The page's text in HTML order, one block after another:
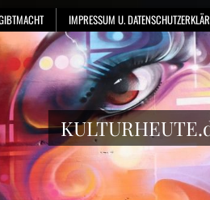
IMPRESSUM U.